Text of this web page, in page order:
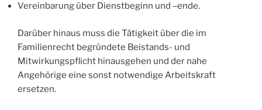
Vereinbarung über Dienstbeginn und –ende.
Darüber hinaus muss die Tätigkeit über die im
Familienrecht begründete Beistands- und
Mitwirkungspflicht hinausgehen und der nahe
Angehörige eine sonst notwendige Arbeitskraft
ersetzen.